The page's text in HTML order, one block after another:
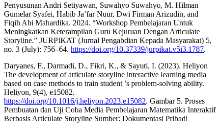
Penyusunan Andri Setiyawan, Suwahyo Suwahyo, M. Hilman
Gumelar Syafei, Habib Ja’far Nuur, Dwi Firman Arizudin, and
Fiqih Abi Mahardika. 2024. “Workshop Pembelajaran Untuk
Meningkatkan Keterampilan Guru Kejuruan Dengan Articulate
Storyline.” JURPIKAT (Jurnal Pengabdian Kepada Masyarakat) 5,
no. 3 (July): 756–64. https://doi.org/10.37339/jurpikat.v5i3.1787.
Daryanes, F., Darmadi, D., Fikri, K., & Sayuti, I. (2023). Heliyon
The development of articulate storyline interactive learning media
based on case methods to train student ’s problem-solving ability.
Heliyon, 9(4), e15082.
https://doi.org/10.1016/j.heliyon.2023.e15082. Gambar 5. Proses
Pembuatan dan Uji Coba Media Pembelajaran Matematika Interaktif
Berbasis Articulate Storyline Sumber: Dokumentasi Pribadi